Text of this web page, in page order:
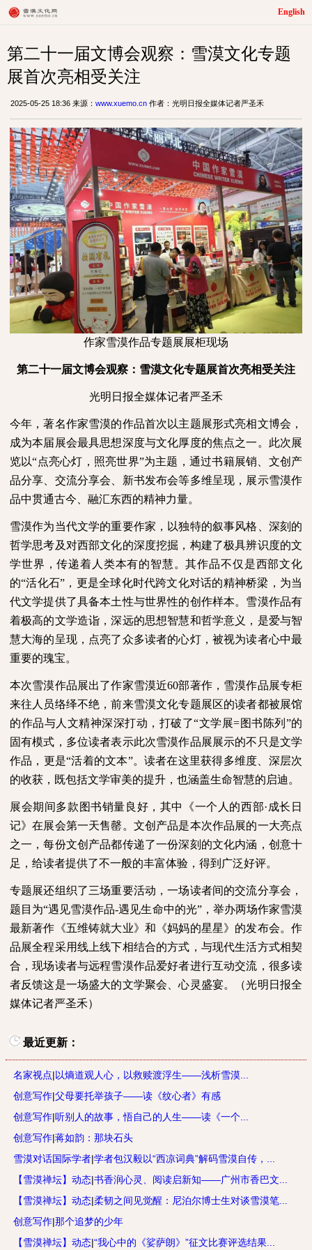
English
第二十一届文博会观察：雪漠文化专题
展首次亮相受关注
2025-05-25 18:36 来源： www.xuemo.cn 作者：光明日报全媒体记者严圣禾
作家雪漠作品专题展展柜现场
第二十一届文博会观察：雪漠文化专题展首次亮相受关注
光明日报全媒体记者严圣禾
今年，著名作家雪漠的作品首次以主题展形式亮相文博会，
成为本届展会最具思想深度与文化厚度的焦点之一。此次展
览以“点亮心灯，照亮世界”为主题，通过书籍展销、文创产
品分享、交流分享会、新书发布会等多维呈现，展示雪漠作
品中贯通古今、融汇东西的精神力量。
雪漠作为当代文学的重要作家，以独特的叙事风格、深刻的
哲学思考及对西部文化的深度挖掘，构建了极具辨识度的文
学世界，传递着人类本有的智慧。其作品不仅是西部文化
的“活化石”，更是全球化时代跨文化对话的精神桥梁，为当
代文学提供了具备本土性与世界性的创作样本。雪漠作品有
着极高的文学造诣，深远的思想智慧和哲学意义，是爱与智
慧大海的呈现，点亮了众多读者的心灯，被视为读者心中最
重要的瑰宝。
本次雪漠作品展出了作家雪漠近60部著作，雪漠作品展专柜
来往人员络绎不绝，前来雪漠文化专题展区的读者都被展馆
的作品与人文精神深深打动，打破了“文学展=图书陈列”的
固有模式，多位读者表示此次雪漠作品展展示的不只是文学
作品，更是“活着的文本”。读者在这里获得多维度、深层次
的收获，既包括文学审美的提升，也涵盖生命智慧的启迪。
展会期间多款图书销量良好，其中《一个人的西部·成长日
记》在展会第一天售罄。文创产品是本次作品展的一大亮点
之一，每份文创产品都传递了一份深刻的文化内涵，创意十
足，给读者提供了不一般的丰富体验，得到广泛好评。
专题展还组织了三场重要活动，一场读者间的交流分享会，
题目为“遇见雪漠作品-遇见生命中的光”，举办两场作家雪漠
最新著作《五维铸就大业》和《妈妈的星星》的发布会。作
品展全程采用线上线下相结合的方式，与现代生活方式相契
合，现场读者与远程雪漠作品爱好者进行互动交流，很多读
者反馈这是一场盛大的文学聚会、心灵盛宴。（光明日报全
媒体记者严圣禾）
最近更新：
名家视点|以熵道观人心，以救赎渡浮生——浅析雪漠...
创意写作|父母要托举孩子——读《纹心者》有感
创意写作|听别人的故事，悟自己的人生——读《一个...
创意写作|蒋如韵：那块石头
雪漠对话国际学者|学者包汉毅以“西凉词典”解码雪漠自传，...
【雪漠禅坛】动态|书香润心灵、阅读启新知——广州市香巴文...
【雪漠禅坛】动态|柔韧之间见觉醒：尼泊尔博士生对谈雪漠笔...
创意写作|那个追梦的少年
【雪漠禅坛】动态|“我心中的《娑萨朗》”征文比赛评选结果...